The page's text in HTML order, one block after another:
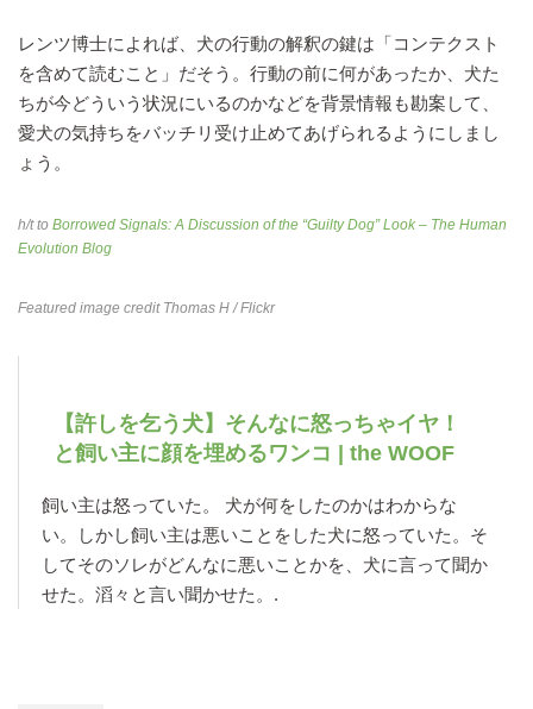
レンツ博士によれば、犬の行動の解釈の鍵は「コンテクスト
を含めて読むこと」だそう。行動の前に何があったか、犬た
ちが今どういう状況にいるのかなどを背景情報も勘案して、
愛犬の気持ちをバッチリ受け止めてあげられるようにしまし
ょう。
h/t to Borrowed Signals: A Discussion of the “Guilty Dog” Look – The Human
Evolution Blog
Featured image credit Thomas H/ Flickr
【許しを乞う犬】そんなに怒っちゃイヤ！
と飼い主に顔を埋めるワンコ | the WOOF
飼い主は怒っていた。 犬が何をしたのかはわからな
い。しかし飼い主は悪いことをした犬に怒っていた。そ
してそのソレがどんなに悪いことかを、犬に言って聞か
せた。滔々と言い聞かせた。.